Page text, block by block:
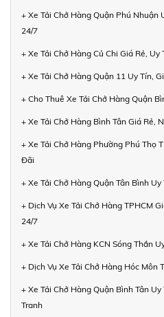
+ Xe Tải Chở Hàng Quận Phú Nhuận
24/7
+ Xe Tải Chở Hàng Củ Chi Giá Rẻ, Uy
+ Xe Tải Chở Hàng Quận 11 Uy Tín,
+ Cho Thuê Xe Tải Chở Hàng Quận
+ Xe Tải Chở Hàng Bình Tân Giá Rẻ,
+ Xe Tải Chở Hàng Phường Phú Thọ
Đãi
+ Xe Tải Chở Hàng Quận Tân Bình
+ Dịch Vụ Xe Tải Chở Hàng TPHCM
24/7
+ Xe Tải Chở Hàng KCN Sóng Thần
+ Dịch Vụ Xe Tải Chở Hàng Hóc Môn
+ Xe Tải Chở Hàng Quận Bình Tân
Tranh